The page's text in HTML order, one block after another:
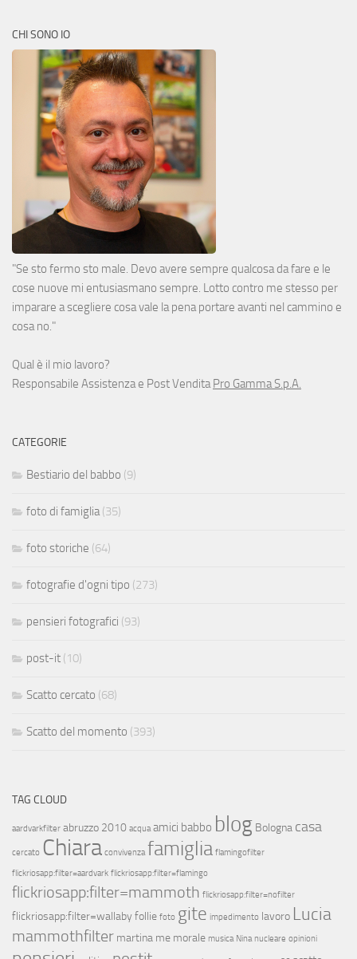
CHI SONO IO
"Se sto fermo sto male. Devo avere sempre qualcosa da fare e le
cose nuove mi entusiasmano sempre. Lotto contro me stesso per
imparare a scegliere cosa vale la pena portare avanti nel cammino e
cosa no."
Qual è il mio lavoro?
Responsabile Assistenza e Post VenditaPro Gamma S.p.A.
CATEGORIE
Bestiario del babbo (9)
foto di famiglia(35)
foto storiche (64)
fotografie d'ogni tipo (273)
pensieri fotografici (93)
post-it (10)
Scatto cercato (68)
Scatto del momento (393)
TAG CLOUD
aardvarkfilter abruzzo 2010 acqua amici babbo blog Bologna casa
cercato Chiara convivenza famiglia flamingofilter
flickriosapp:filter=aardvark flickriosapp:filter=flamingo
flickriosapp:filter=mammoth flickriosapp:filter=nofilter
flickriosapp:filter=wallaby follie foto gite impedimento lavoro Lucia
mammothfilter martina me morale musica Nina nucleare opinioni